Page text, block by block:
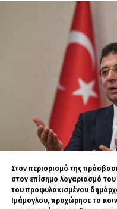
Με 50 οικογένειες
βολεύει, τόσο
έκπτωση Black
καμία εντύπωση
άλλωστε καμιά
ελληνορθόδοξους
Λιβάνου; Της
…Γραφειοκρατική
έκαναν. Οχυρωμένοι
τοσοδούλικης και
τους, εκεί που
Στον περιορισμό της
στον επίσημο λογαριασμό
του προφυλακισμένου
Ιμάμογλου, προχώρησε το